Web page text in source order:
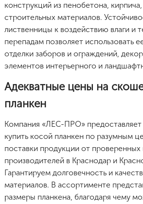
конструкций из пенобетона,
строительных материалов.
лиственницы к воздействию влаги и
перепадам позволяет использовать
отделки заборов и ограждений,
элементов интерьерного и
Адекватные цены на
планкен
Компания «ЛЕС-ПРО»
купить косой планкен по разумным
поставки продукции от
производителей в Краснодар и
Гарантируем долговечность и
материалов. В ассортименте
размеры планкена, благодаря чему